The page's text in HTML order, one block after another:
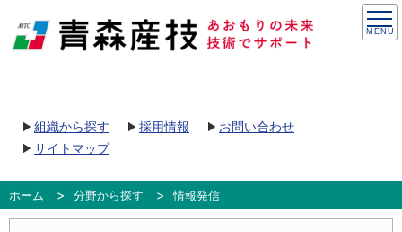
組織から探す 採用情報
お問い合わせ
サイトマップ
ホーム 分野から探す 情報発信